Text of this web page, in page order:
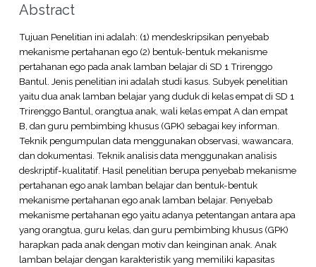
Abstract
Tujuan Penelitian ini adalah: (1) mendeskripsikan penyebab
mekanisme pertahanan ego (2) bentuk-bentuk mekanisme
pertahanan ego pada anak lamban belajar di SD 1 Trirenggo
Bantul. Jenis penelitian ini adalah studi kasus. Subyek penelitian
yaitu dua anak lamban belajar yang duduk di kelas empat di SD 1
Trirenggo Bantul, orangtua anak, wali kelas empat A dan empat
B, dan guru pembimbing khusus (GPK) sebagai key informan.
Teknik pengumpulan data menggunakan observasi, wawancara,
dan dokumentasi. Teknik analisis data menggunakan analisis
deskriptif-kualitatif. Hasil penelitian berupa penyebab mekanisme
pertahanan ego anak lamban belajar dan bentuk-bentuk
mekanisme pertahanan ego anak lamban belajar. Penyebab
mekanisme pertahanan ego yaitu adanya petentangan antara apa
yang orangtua, guru kelas, dan guru pembimbing khusus (GPK)
harapkan pada anak dengan motiv dan keinginan anak. Anak
lamban belajar dengan karakteristik yang memiliki kapasitas